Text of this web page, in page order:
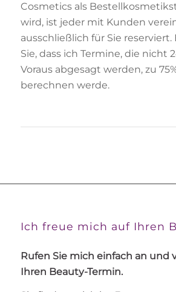
Cosmetics als
wird, ist jeder mit Kunden
ausschließlich für Sie
Sie, dass ich Termine, die nicht
Voraus abgesagt werden, zu
berechnen werde.
Ich freue mich auf Ihren
Rufen Sie mich einfach an und
Ihren Beauty-Termin.